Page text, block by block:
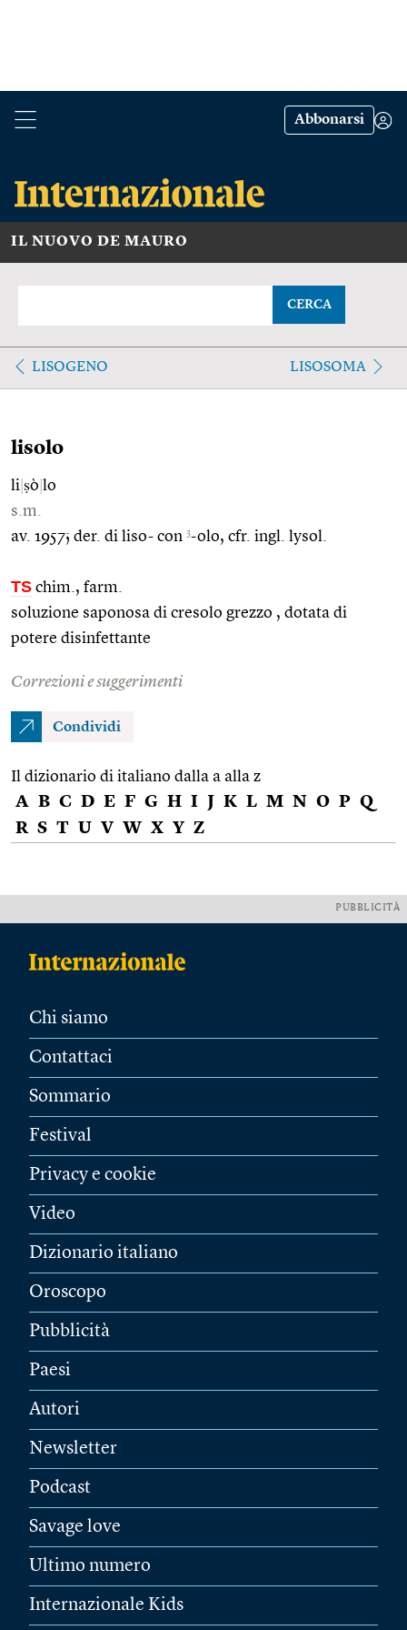
Abbonarsi
IL NUOVO DE MAURO
CERCA
LISOGENO LISOSOMA
lisolo
li ṣò lo
s.m.
av. 1957; der. di liso- con 3-olo, cfr. ingl. lysol.
TS chim., farm.
soluzione saponosa di cresolo grezzo , dotata di
potere disinfettante
Correzioni e suggerimenti
Condividi
Il dizionario di italiano dalla a alla z
A B C D E F G H I J K L M N O P Q
R S T U V W X Y Z
PUBBLICITÀ
Chi siamo
Contattaci
Sommario
Festival
Privacy e cookie
Video
Dizionario italiano
Oroscopo
Pubblicità
Paesi
Autori
Newsletter
Podcast
Savage love
Ultimo numero
Internazionale Kids